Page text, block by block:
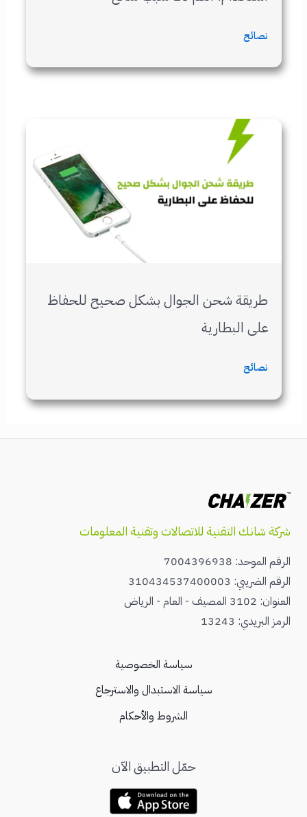
نصائح
طريقة شحن الجوال بشكل صحيح للحفاظ
على البطارية
نصائح
شركة شانك التقنية للاتصالات وتقنية المعلومات
الرقم الموحد: 7004396938
الرقم الضريبي: 310434537400003
العنوان: 3102 المصيف - العام - الرياض
الرمز البريدي: 13243
سياسة الخصوصية
سياسة الاستبدال والاسترجاع
الشروط والأحكام
حمّل التطبيق الآن